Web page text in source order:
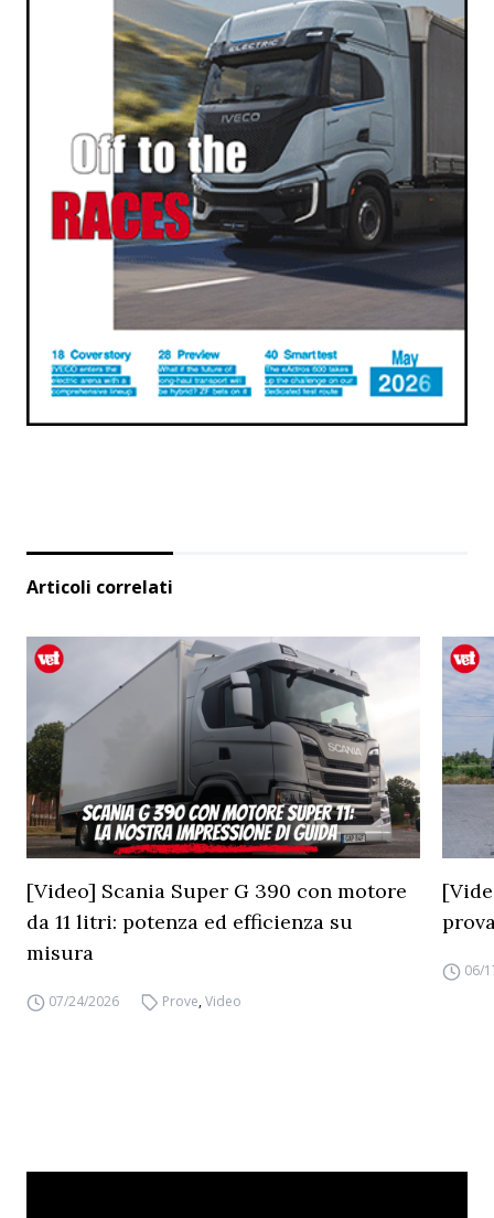
Articoli correlati
[Video] Scania Super G 390 con motore
da 11 litri: potenza ed efficienza su
misura
07/24/2026 Prove,Video
06/